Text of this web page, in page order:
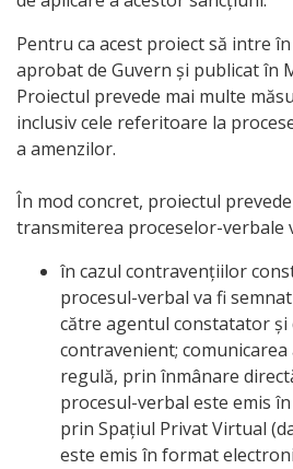
Pentru ca acest proiect să intre
aprobat de Guvern și publicat în
Proiectul prevede mai multe
inclusiv cele referitoare la
a amenzilor.
În mod concret, proiectul
transmiterea proceselor-verbale
în cazul contravențiilor
procesul-verbal va fi
către agentul constatator și
contravenient; comunicarea
regulă, prin înmânare
procesul-verbal este emis
prin Spațiul Privat Virtual
este emis în format